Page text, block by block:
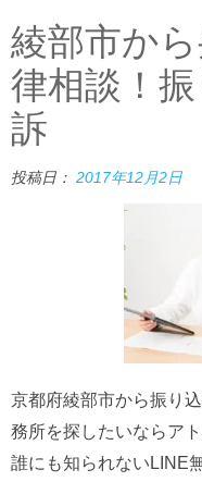
綾部市か
律相談！
訴
投稿日： 2017年12月2日
京都府綾部市から振り
務所を探したいならア
誰にも知られないLINE